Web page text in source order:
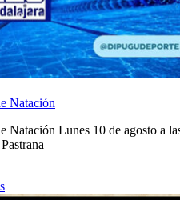
Natación
Lunes 10 de agosto a